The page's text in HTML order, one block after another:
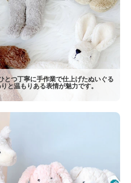
とつ丁寧に手作業で仕上げたぬいぐる
と温もりある表情が魅力です。